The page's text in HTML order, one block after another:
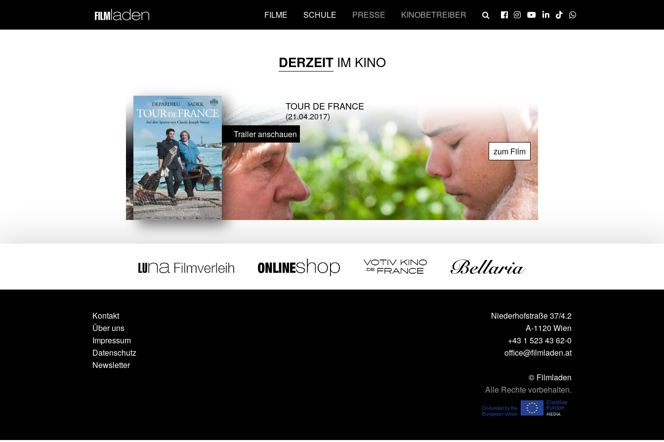
FILME SCHULE PRESSE KINOBETREIBER
DERZEITIM KINO
TOUR DE FRANCE
(21.04.2017)
Trailer anschauen
zum Film
Kontakt
Über uns
Impressum
Datenschutz
Newsletter
Niederhofstraße 37/4.2
A-1120 Wien
+43 1 523 43 62-0
office@filmladen.at
© Filmladen
Alle Rechte vorbehalten.